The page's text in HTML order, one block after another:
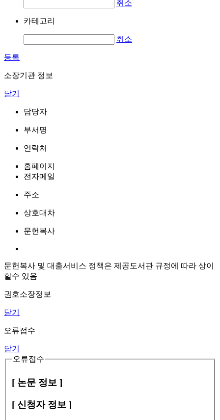
취소
카테고리
취소
등록
소장기관 정보
닫기
담당자
부서명
연락처
홈페이지
전자메일
주소
상호대차
문헌복사
문헌복사 및 대출서비스 정책은 제공도서관 규정에 따라 상이
할수 있음
권호소장정보
닫기
오류접수
닫기
오류접수
[ 논문 정보 ]
[ 신청자 정보 ]